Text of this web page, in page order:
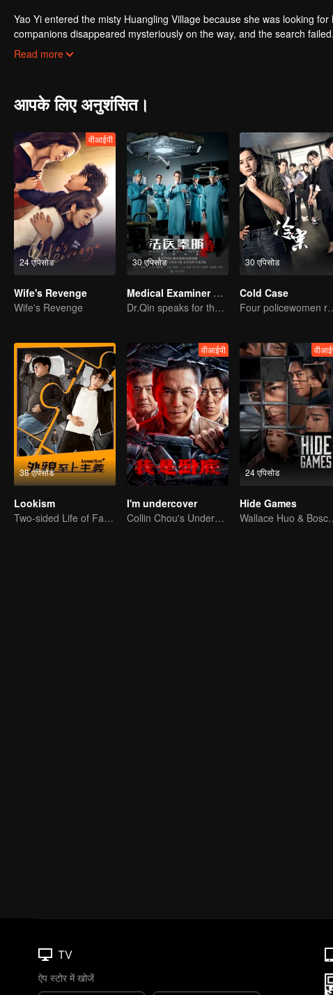
Yao Yi entered the misty Huangling Village because she was looking
companions disappeared mysteriously on the way, and the search
people in the village, and these people seemed to be related to an
Read more
आपके लिए अनुशंसित।
24 एपिसोड
वीआईपी
Wife's Revenge
Wife's Revenge
30 एपिसोड
Medical Examiner Dr. Qin:The Survivor
Dr.Qin speaks for the dead.
30 एपिसोड
Cold Case
Four
38 एपिसोड
Lookism
Two-sided Life of Fat Mansion Becoming Handsome
वीआईपी
I'm undercover
Collin Chou's Undercover War
24 एपिसोड
Hide Games
Wallace Huo &
TV
ऐप स्टोर में खोजें